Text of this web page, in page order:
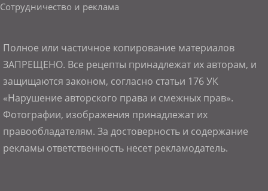
Сотрудничество и реклама
Полное или частичное копирование материалов
ЗАПРЕЩЕНО. Все рецепты принадлежат их авторам, и
защищаются законом, согласно статьи 176 УК
«Нарушение авторского права и смежных прав».
Фотографии, изображения принадлежат их
правообладателям. За достоверность и содержание
рекламы ответственность несет рекламодатель.